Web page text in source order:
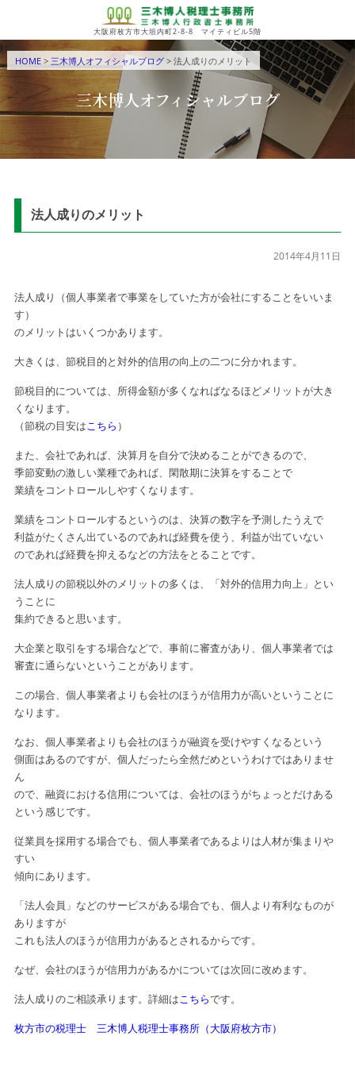
大阪府枚方市大垣内町2-8-8 マイティビル5階
HOME> 三木博人オフィシャルブログ> 法人成りのメリット
三木博人オフィシャルブログ
法人成りのメリット
2014年4月11日
法人成り（個人事業者で事業をしていた方が会社にすることをいいま
す）
のメリットはいくつかあります。
大きくは、節税目的と対外的信用の向上の二つに分かれます。
節税目的については、所得金額が多くなればなるほどメリットが大き
くなります。
（節税の目安はこちら ）
また、会社であれば、決算月を自分で決めることができるので、
季節変動の激しい業種であれば、閑散期に決算をすることで
業績をコントロールしやすくなります。
業績をコントロールするというのは、決算の数字を予測したうえで
利益がたくさん出ているのであれば経費を使う、利益が出ていない
のであれば経費を抑えるなどの方法をとることです。
法人成りの節税以外のメリットの多くは、「対外的信用力向上」とい
うことに
集約できると思います。
大企業と取引をする場合などで、事前に審査があり、個人事業者では
審査に通らないということがあります。
この場合、個人事業者よりも会社のほうが信用力が高いということに
なります。
なお、個人事業者よりも会社のほうが融資を受けやすくなるという
側面はあるのですが、個人だったら全然だめというわけではありませ
ん
ので、融資における信用については、会社のほうがちょっとだけある
という感じです。
従業員を採用する場合でも、個人事業者であるよりは人材が集まりや
すい
傾向にあります。
「法人会員」などのサービスがある場合でも、個人より有利なものが
ありますが
これも法人のほうが信用力があるとされるからです。
なぜ、会社のほうが信用力があるかについては次回に改めます。
法人成りのご相談承ります。詳細はこちらです。
枚方市の税理士 三木博人税理士事務所（大阪府枚方市）